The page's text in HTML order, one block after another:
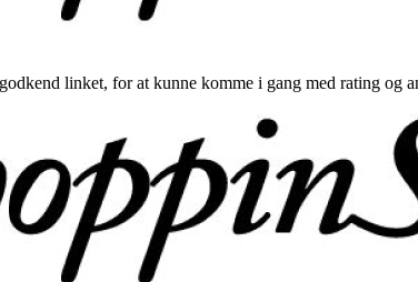
linket, for at kunne komme i gang med rating og